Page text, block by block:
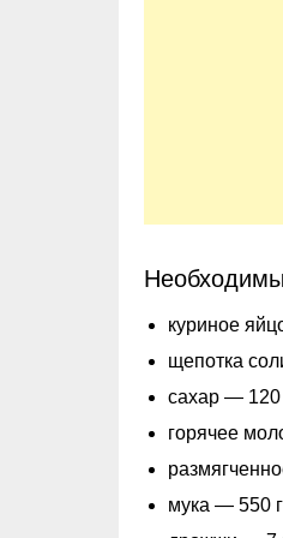
куриное
щепотка
сахар — 120
горячее
мука — 550